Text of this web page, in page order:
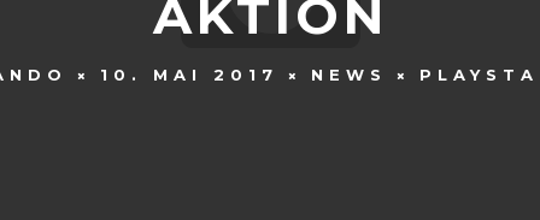
AKTION
10. MAI 2017 NEWS